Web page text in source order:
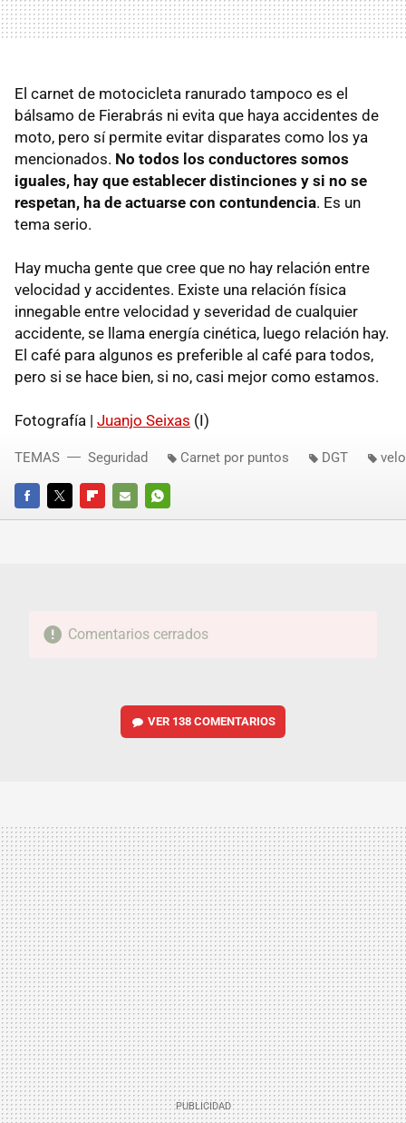
El carnet de motocicleta ranurado tampoco es el
bálsamo de Fierabrás ni evita que haya accidentes de
moto, pero sí permite evitar disparates como los ya
mencionados. No todos los conductores somos
iguales, hay que establecer distinciones y si no se
respetan, ha de actuarse con contundencia. Es un
tema serio.
Hay mucha gente que cree que no hay relación entre
velocidad y accidentes. Existe una relación física
innegable entre velocidad y severidad de cualquier
accidente, se llama energía cinética, luego relación hay.
El café para algunos es preferible al café para todos,
pero si se hace bien, si no, casi mejor como estamos.
Fotografía | Juanjo Seixas (I)
FACEBOOKTWITTERFLIPBOARD
E-
WHATSAPP
TEMAS Seguridad Carnet por puntos DGT
Comentarios cerrados
VER 138 COMENTARIOS